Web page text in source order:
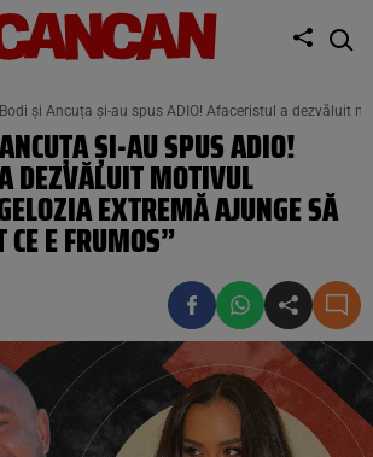
și Ancuța și-au spus ADIO! Afaceristul a dezvăluit
ȘI-AU SPUS ADIO!
DEZVĂLUIT MOTIVUL
EXTREMĂ AJUNGE SĂ
E FRUMOS”